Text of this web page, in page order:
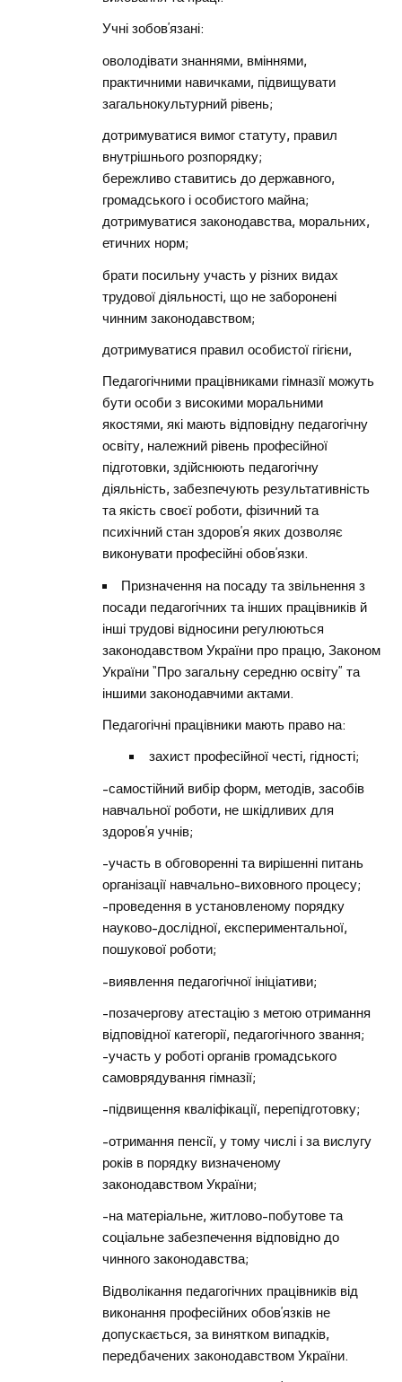
Учні зобов’язані:
оволодівати знаннями, вміннями,
практичними навичками, підвищувати
загальнокультурний рівень;
дотримуватися вимог статуту, правил
внутрішнього розпорядку;
бережливо ставитись до державного,
громадського і особистого майна;
дотримуватися законодавства, моральних,
етичних норм;
брати посильну участь у різних видах
трудової діяльності, що не заборонені
чинним законодавством;
дотримуватися правил особистої гігієни,
Педагогічними працівниками гімназії можуть
бути особи з високими моральними
якостями, які мають відповідну педагогічну
освіту, належний рівень професійної
підготовки, здійснюють педагогічну
діяльність, забезпечують результативність
та якість своєї роботи, фізичний та
психічний стан здоров’я яких дозволяє
виконувати професійні обов’язки.
Призначення на посаду та звільнення з
посади педагогічних та інших працівників й
інші трудові відносини регулюються
законодавством України про працю, Законом
України “Про загальну середню освіту” та
іншими законодавчими актами.
Педагогічні працівники мають право на:
захист професійної честі, гідності;
-самостійний вибір форм, методів, засобів
навчальної роботи, не шкідливих для
здоров’я учнів;
-участь в обговоренні та вирішенні питань
організації навчально-виховного процесу;
-проведення в установленому порядку
науково-дослідної, експериментальної,
пошукової роботи;
-виявлення педагогічної ініціативи;
-позачергову атестацію з метою отримання
відповідної категорії, педагогічного звання;
-участь у роботі органів громадського
самоврядування гімназії;
-підвищення кваліфікації, перепідготовку;
-отримання пенсії, у тому числі і за вислугу
років в порядку визначеному
законодавством України;
-на матеріальне, житлово-побутове та
соціальне забезпечення відповідно до
чинного законодавства;
Відволікання педагогічних працівників від
виконання професійних обов’язків не
допускається, за винятком випадків,
передбачених законодавством України.